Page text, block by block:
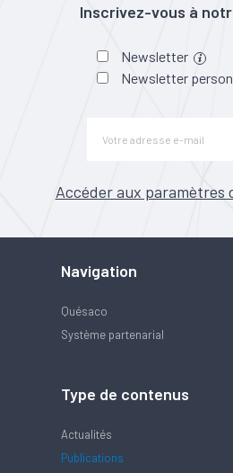
Inscrivez-vous à
Newsletter
Newsletter
Accéder aux paramètres
Navigation
Quésaco
Système partenarial
Type de contenus
Actualités
Publications